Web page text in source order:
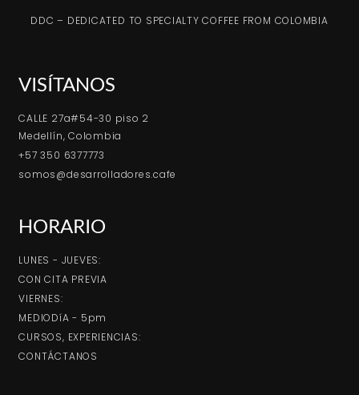
DDC – DEDICATED TO SPECIALTY COFFEE FROM COLOMBIA
VISÍTANOS
CALLE 27a#54-30 piso 2
Medellín, Colombia
+57 350 6377773
somos@desarrolladores.cafe
HORARIO
LUNES - JUEVES:
CON CITA PREVIA
VIERNES:
MEDIODíA - 5pm
CURSOS, EXPERIENCIAS:
CONTÁCTANOS